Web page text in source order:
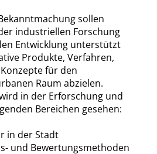
sollen
industriellen Forschung
Entwicklung unterstützt
Produkte, Verfahren,
für den
Raum abzielen.
in der Erforschung und
Bereichen gesehen:
in der Stadt
und Bewertungsmethoden